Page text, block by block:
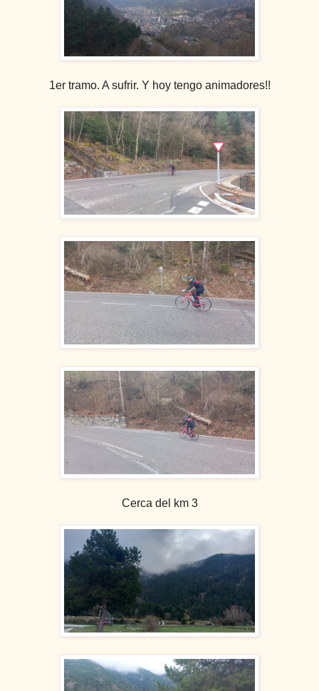
1er tramo. A sufrir. Y hoy tengo animadores!!
Cerca del km 3